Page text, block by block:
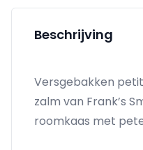
Beschrijving
Versgebakken
zalm van Frank’s
roomkaas met